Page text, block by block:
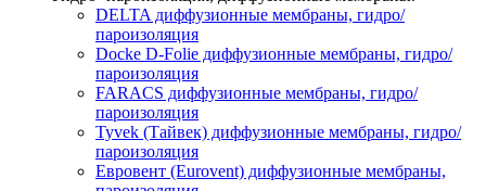
DELTA диффузионные мембраны, гидро/
пароизоляция
Docke D-Folie диффузионные мембраны, гидро/
пароизоляция
FARACS диффузионные мембраны, гидро/
пароизоляция
Tyvek (Тайвек) диффузионные мембраны, гидро/
пароизоляция
Евровент (Eurovent) диффузионные мембраны,